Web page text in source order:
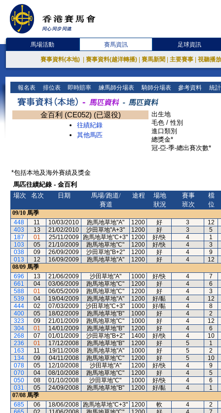
馬場活動 賽馬資訊 足球資訊
賽事資料(本地) 賽事資料(越洋轉播) 賽馬新聞 主要賽事 視聽播
報名表 排位表 即時賠率 練馬師分場表 騎師分場表 參考資料 統
金百利 (CE052) (已退役)
往績紀錄
其他馬匹
出生地
毛色 / 性別
進口類別
總獎金*
冠-亞-季-總出賽次數*
*包括本地及海外賽績及獎金
馬匹往績紀錄 - 金百利
場次
名次 日期
馬場/跑道/
賽道
途程
場地
狀況
賽事
班次
檔
位
09/10 馬季
448
11 10/03/2010 跑馬地草地"A" 1200 好 3
12
403
13 21/02/2010 沙田草地"A+3" 1200 好 3
5
187
01 25/11/2009 跑馬地草地"C+3" 1200 好/快 4
1
103
05 21/10/2009 跑馬地草地"C" 1200 好/快 4
3
038
09 26/09/2009 沙田草地"B+2" 1200 好 4
9
013
12 16/09/2009 跑馬地草地"A" 1200 好 4
12
08/09 馬季
696
13 21/06/2009 沙田草地"A" 1000 好/快 4
7
661
04 03/06/2009 跑馬地草地"C" 1200 好 4
6
588
01 06/05/2009 跑馬地草地"C" 1200 好 4
3
539
04 19/04/2009 跑馬地草地"A" 1200 好/黏 4
12
444
02 07/03/2009 沙田草地"C+3" 1000 好/黏 4
8
400
05 18/02/2009 跑馬地草地"B" 1000 好 4
2
323
09 21/01/2009 跑馬地草地"C" 1000 好 4
12
304
01 14/01/2009 跑馬地草地"B" 1200 好 4
6
268
07 01/01/2009 沙田草地"B+2" 1400 好/快 4
10
236
01 17/12/2008 跑馬地草地"B" 1200 好 5
1
163
11 19/11/2008 跑馬地草地"A" 1000 好 5
2
134
09 04/11/2008 跑馬地草地"C" 1200 好 5
10
078
05 12/10/2008 沙田草地"A" 1200 好/快 4
9
070
04 08/10/2008 跑馬地草地"C" 1200 好 4
5
050
08 01/10/2008 沙田草地"C" 1000 好/快 4
6
031
05 24/09/2008 跑馬地草地"B" 1200 好/黏 4
1
07/08 馬季
685
06 18/06/2008 跑馬地草地"C+3" 1200 軟 4
2